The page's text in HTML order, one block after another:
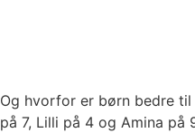
Og hvorfor er børn bedre
på 7, Lilli på 4 og Amina på